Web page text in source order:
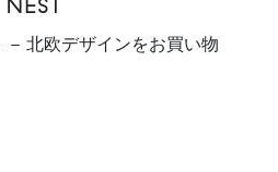
- 北欧デザインをお買い物